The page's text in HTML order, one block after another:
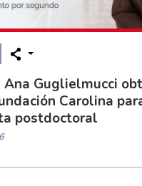
Ana Guglielmucci
Carolina
postdoctoral